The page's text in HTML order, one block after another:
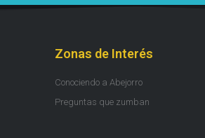
Zonas de Interés
Conociendo a Abejorro
Preguntas que zumban